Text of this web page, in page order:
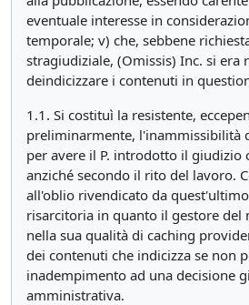
eventuale interesse in
temporale; v) che, sebbene
stragiudiziale, (Omissis) Inc. si era
deindicizzare i contenuti in
1.1. Si costituì la resistente,
preliminarmente, l'inammissibilità
per avere il P. introdotto il giudizio
anziché secondo il rito del lavoro.
all'oblio rivendicato da
risarcitoria in quanto il gestore del
nella sua qualità di caching
dei contenuti che indicizza se non
inadempimento ad una decisione
amministrativa.